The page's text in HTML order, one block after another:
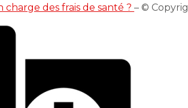
des frais de santé ?– ©